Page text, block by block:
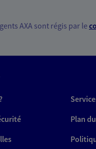
AXA sont régis par le
Plan